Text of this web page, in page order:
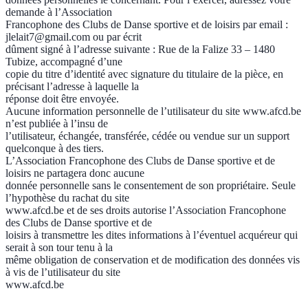
demande à l’Association
Francophone des Clubs de Danse sportive et de loisirs par email :
jlelait7@gmail.com ou par écrit
dûment signé à l’adresse suivante : Rue de la Falize 33 – 1480
Tubize, accompagné d’une
copie du titre d’identité avec signature du titulaire de la pièce, en
précisant l’adresse à laquelle la
réponse doit être envoyée.
Aucune information personnelle de l’utilisateur du site www.afcd.be
n’est publiée à l’insu de
l’utilisateur, échangée, transférée, cédée ou vendue sur un support
quelconque à des tiers.
L’Association Francophone des Clubs de Danse sportive et de
loisirs ne partagera donc aucune
donnée personnelle sans le consentement de son propriétaire. Seule
l’hypothèse du rachat du site
www.afcd.be et de ses droits autorise l’Association Francophone
des Clubs de Danse sportive et de
loisirs à transmettre les dites informations à l’éventuel acquéreur qui
serait à son tour tenu à la
même obligation de conservation et de modification des données vis
à vis de l’utilisateur du site
www.afcd.be